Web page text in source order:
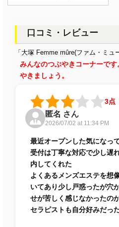
口コミ・レビュー
「大塚 Femme mûre(ファム・ミュ
みんなのつぶやきコーナーで
やきましょう。
3点
匿名 さん
2026/07/02 at 11:34 PM
最近オープンした気になっ
受付は丁寧な対応で少し遅
内してくれた
よくあるメンズエステを想
いてあり少し戸惑ったが穴
せが苦しく感じなかったの
セラピストも自分好みだっ